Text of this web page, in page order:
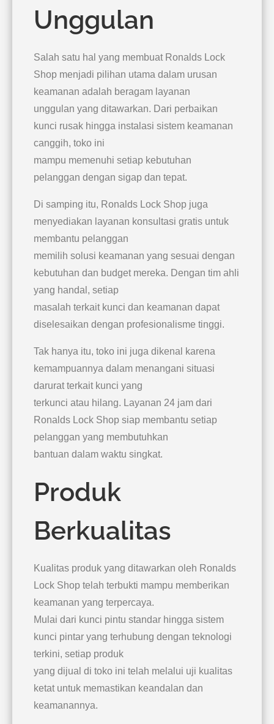
Unggulan
Salah satu hal yang membuat Ronalds Lock
Shop menjadi pilihan utama dalam urusan
keamanan adalah beragam layanan
unggulan yang ditawarkan. Dari perbaikan
kunci rusak hingga instalasi sistem keamanan
canggih, toko ini
mampu memenuhi setiap kebutuhan
pelanggan dengan sigap dan tepat.
Di samping itu, Ronalds Lock Shop juga
menyediakan layanan konsultasi gratis untuk
membantu pelanggan
memilih solusi keamanan yang sesuai dengan
kebutuhan dan budget mereka. Dengan tim ahli
yang handal, setiap
masalah terkait kunci dan keamanan dapat
diselesaikan dengan profesionalisme tinggi.
Tak hanya itu, toko ini juga dikenal karena
kemampuannya dalam menangani situasi
darurat terkait kunci yang
terkunci atau hilang. Layanan 24 jam dari
Ronalds Lock Shop siap membantu setiap
pelanggan yang membutuhkan
bantuan dalam waktu singkat.
Produk
Berkualitas
Kualitas produk yang ditawarkan oleh Ronalds
Lock Shop telah terbukti mampu memberikan
keamanan yang terpercaya.
Mulai dari kunci pintu standar hingga sistem
kunci pintar yang terhubung dengan teknologi
terkini, setiap produk
yang dijual di toko ini telah melalui uji kualitas
ketat untuk memastikan keandalan dan
keamanannya.